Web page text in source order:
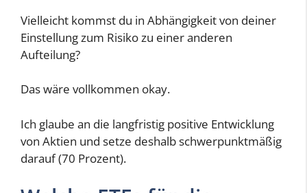
Vielleicht kommst du in Abhängigkeit von deiner
Einstellung zum Risiko zu einer anderen
Aufteilung?
Das wäre vollkommen okay.
Ich glaube an die langfristig positive Entwicklung
von Aktien und setze deshalb schwerpunktmäßig
darauf (70 Prozent).